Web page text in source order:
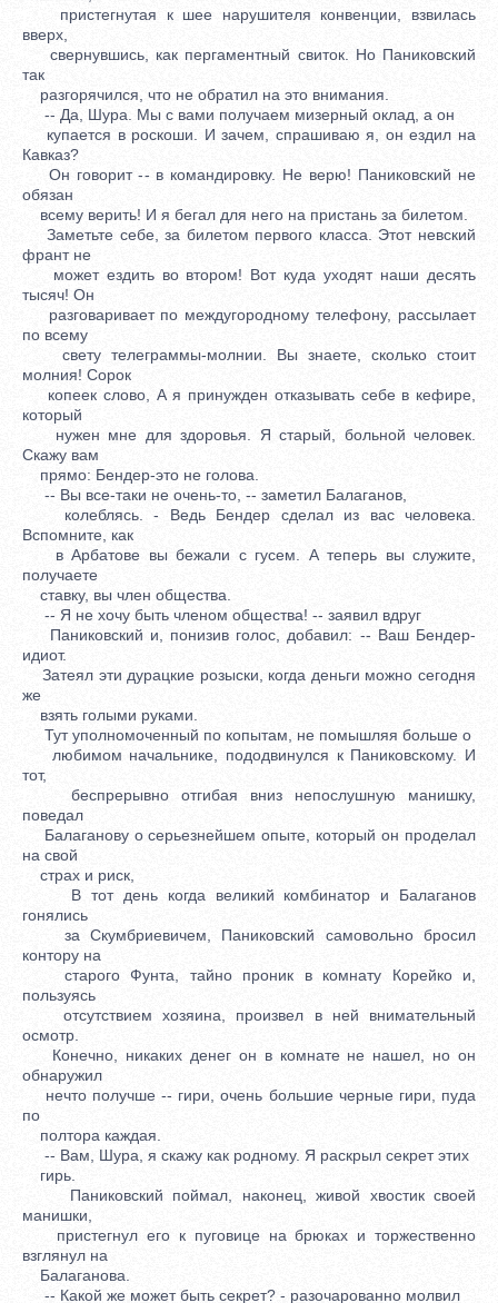
пристегнутая к шее нарушителя конвенции, взвилась
вверх,
свернувшись, как пергаментный свиток. Но Паниковский
так
разгорячился, что не обратил на это внимания.
-- Да, Шура. Мы с вами получаем мизерный оклад, а он
купается в роскоши. И зачем, спрашиваю я, он ездил на
Кавказ?
Он говорит -- в командировку. Не верю! Паниковский не
обязан
всему верить! И я бегал для него на пристань за билетом.
Заметьте себе, за билетом первого класса. Этот невский
франт не
может ездить во втором! Вот куда уходят наши десять
тысяч! Он
разговаривает по междугородному телефону, рассылает
по всему
свету телеграммы-молнии. Вы знаете, сколько стоит
молния! Сорок
копеек слово, А я принужден отказывать себе в кефире,
который
нужен мне для здоровья. Я старый, больной человек.
Скажу вам
прямо: Бендер-это не голова.
-- Вы все-таки не очень-то, -- заметил Балаганов,
колеблясь. - Ведь Бендер сделал из вас человека.
Вспомните, как
в Арбатове вы бежали с гусем. А теперь вы служите,
получаете
ставку, вы член общества.
-- Я не хочу быть членом общества! -- заявил вдруг
Паниковский и, понизив голос, добавил: -- Ваш Бендер-
идиот.
Затеял эти дурацкие розыски, когда деньги можно сегодня
же
взять голыми руками.
Тут уполномоченный по копытам, не помышляя больше о
любимом начальнике, пододвинулся к Паниковскому. И
тот,
беспрерывно отгибая вниз непослушную манишку,
поведал
Балаганову о серьезнейшем опыте, который он проделал
на свой
страх и риск,
В тот день когда великий комбинатор и Балаганов
гонялись
за Скумбриевичем, Паниковский самовольно бросил
контору на
старого Фунта, тайно проник в комнату Корейко и,
пользуясь
отсутствием хозяина, произвел в ней внимательный
осмотр.
Конечно, никаких денег он в комнате не нашел, но он
обнаружил
нечто получше -- гири, очень большие черные гири, пуда
по
полтора каждая.
-- Вам, Шура, я скажу как родному. Я раскрыл секрет этих
гирь.
Паниковский поймал, наконец, живой хвостик своей
манишки,
пристегнул его к пуговице на брюках и торжественно
взглянул на
Балаганова.
-- Какой же может быть секрет? - разочарованно молвил